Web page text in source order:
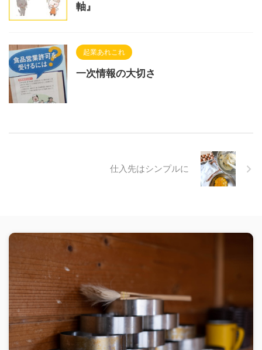
軸』
起業あれこれ
一次情報の大切さ
仕入先はシンプルに